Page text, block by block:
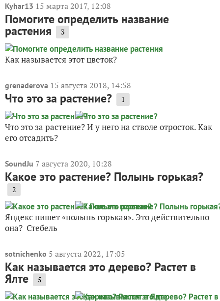
Kyhar13 15 марта 2017, 12:08
Помогите определить название
растения 3
Как называется этот цветок?
grenaderova 15 августа 2018, 14:58
Что это за растение? 1
Что это за растение? И у него на стволе отросток. Как
его отсадить?
SoundJu 7 августа 2020, 10:28
Какое это растение? Полынь горькая?
2
Яндекс пишет «полынь горькая». Это действительно
она? Стебель
sotnichenko 5 августа 2022, 17:05
Как называется это дерево? Растет в
Ялте 5